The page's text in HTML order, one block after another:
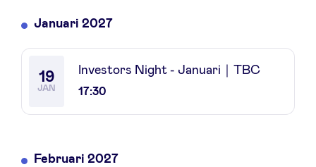
My Portofolio
Januari 2027
19
JAN 17:30
Investors Night - Januari｜TBC
Februari 2027